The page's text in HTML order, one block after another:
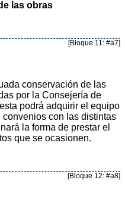
las obras
[Bloque 11: #a7]
conservación de las
por la Consejería de
podrá adquirir el equipo
con las distintas
la forma de prestar el
que se ocasionen.
[Bloque 12: #a8]